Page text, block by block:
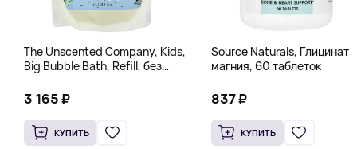
The Unscented Company, Kids,
Big Bubble Bath, Refill, без
Унции)
3 165 ₽
КУПИТЬ
Source Naturals, Глицинат
магния, 60 таблеток
837 ₽
КУПИТЬ